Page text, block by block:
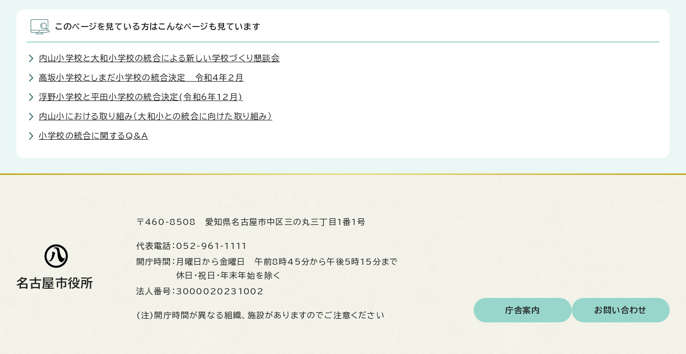
このページを見ている方はこんなページも見ています
内山小学校と大和小学校の統合による新しい学校づくり懇談会
高坂小学校としまだ小学校の統合決定 令和4年2月
浮野小学校と平田小学校の統合決定(令和6年12月)
内山小における取り組み（大和小との統合に向けた取り組み）
小学校の統合に関するQ&A
名古屋市役所
〒460-8508 愛知県名古屋市中区三の丸三丁目1番1号
代表電話： 052-961-1111
開庁時間： 月曜日から金曜日 午前8時45分から午後5時15分まで
休日・祝日・年末年始を除く
法人番号： 3000020231002
(注)開庁時間が異なる組織、施設がありますのでご注意ください
庁舎案内 お問い合わせ